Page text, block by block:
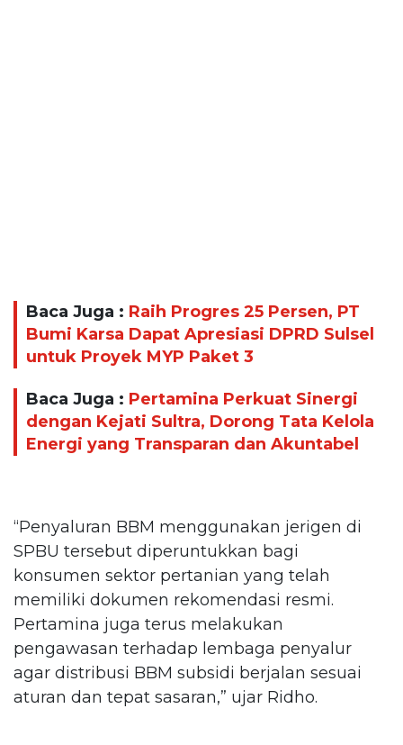
Baca Juga : Raih Progres 25 Persen, PT
Bumi Karsa Dapat Apresiasi DPRD Sulsel
untuk Proyek MYP Paket 3
Baca Juga : Pertamina Perkuat Sinergi
dengan Kejati Sultra, Dorong Tata Kelola
Energi yang Transparan dan Akuntabel
“Penyaluran BBM menggunakan jerigen di
SPBU tersebut diperuntukkan bagi
konsumen sektor pertanian yang telah
memiliki dokumen rekomendasi resmi.
Pertamina juga terus melakukan
pengawasan terhadap lembaga penyalur
agar distribusi BBM subsidi berjalan sesuai
aturan dan tepat sasaran,” ujar Ridho.